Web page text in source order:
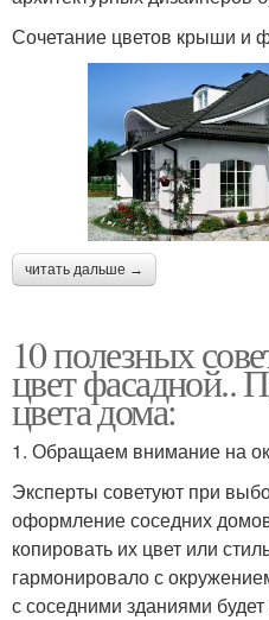
Сочетание цветов крыши и
читать дальше →
10 полезных
цвет фасадной..
цвета дома:
1. Обращаем внимание на
Эксперты советуют при
оформление соседних
копировать их цвет или
гармонировало с
с соседними зданиями будет